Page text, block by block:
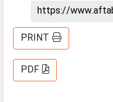
https://
PRINT
PDF